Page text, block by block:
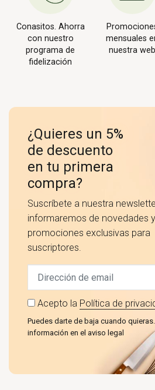
Conasitos. Ahorra
con nuestro
programa de
fidelización
mensuales
nuestra web
¿Quieres un 5%
de descuento
en tu primera
compra?
Suscríbete a nuestra
informaremos de novedades y
promociones exclusivas para
suscriptores.
Acepto la Política de
Puedes darte de baja cuando
información en el aviso legal